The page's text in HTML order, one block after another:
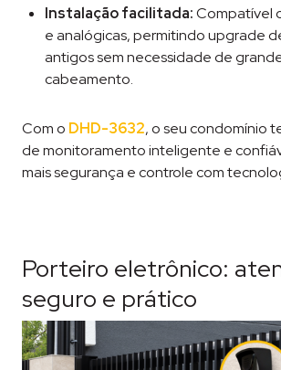
Instalação facilitada:Compatível
e analógicas, permitindo upgrade
antigos sem necessidade de
cabeamento.
Com o DHD-3632, o seu condomínio
de monitoramento inteligente e
mais segurança e controle com
Porteiro eletrônico:
seguro e prático